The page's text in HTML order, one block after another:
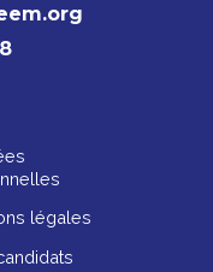
légales